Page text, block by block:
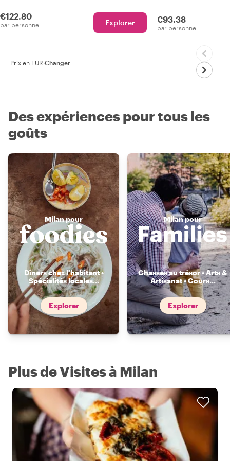
€122.80
par personne Explorer €93.38
par personne
Prix en EUR·Changer
Des expériences pour tous les
goûts
Milan pour
Dîners chez l'habitant •
Spécialités locales...
Explorer
Milan pour
Chasses au trésor • Arts &
Artisanat • Cours...
Explorer
Plus de Visites à Milan